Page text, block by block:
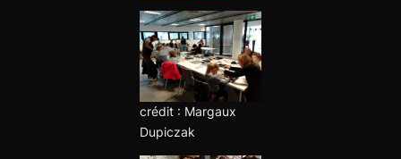
crédit : Margaux
Dupiczak